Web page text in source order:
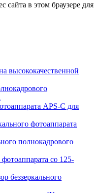
сайта в этом браузере для
высококачественной
APS-C для
фотоаппарата
полнокадрового
со 125-
беззеркального